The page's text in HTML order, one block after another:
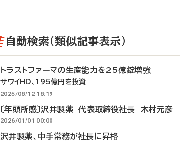
自動検索（類似記事表示）
トラストファーマの生産能力を25億錠増強
サワイHD、195億円を投資
2025/08/12 18:19
〔年頭所感〕沢井製薬 代表取締役社長 木村元彦
2026/01/01 00:00
沢井製薬、中手常務が社長に昇格